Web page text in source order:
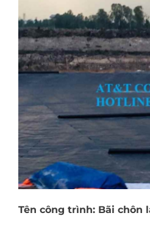
Tên công trình: Bãi chôn